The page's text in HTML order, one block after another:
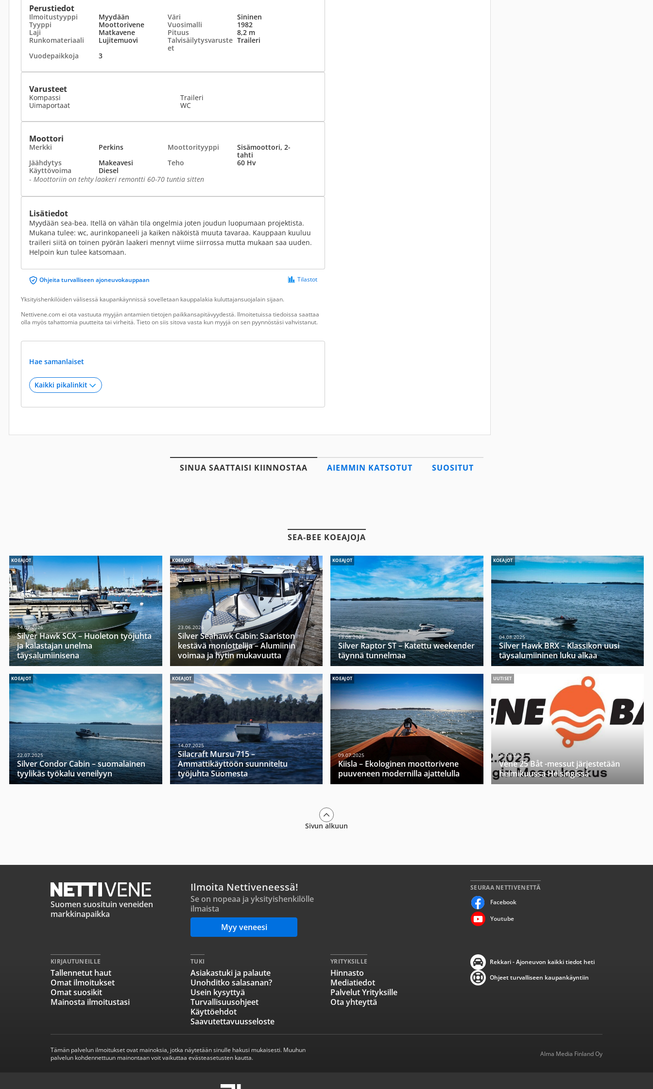
Perustiedot
Ilmoitustyyppi Myydään Väri
Sininen
Tyyppi
Moottorivene Vuosimalli
1982
Laji
Matkavene Pituus
8,2 m
Runkomateriaali
Lujitemuovi
Talvisäilytysvaruste
et
Traileri
Vuodepaikkoja
3
Varusteet
Kompassi
Uimaportaat
Traileri
WC
Moottori
Merkki Perkins Moottorityyppi
Sisämoottori, 2-
tahti
Jäähdytys
Makeavesi Teho
60 Hv
Käyttövoima
Diesel
- Moottoriin on tehty laakeri remontti 60-70 tuntia sitten
Lisätiedot
Myydään sea-bea. Itellä on vähän tila ongelmia joten joudun luopumaan projektista.
Mukana tulee: wc, aurinkopaneeli ja kaiken näköistä muuta tavaraa. Kauppaan kuuluu
traileri siitä on toinen pyörän laakeri mennyt viime siirrossa mutta mukaan saa uuden.
Helpoin kun tulee katsomaan.
Ohjeita turvalliseen ajoneuvokauppaan Tilastot
Yksityishenkilöiden välisessä kaupankäynnissä sovelletaan kauppalakia kuluttajansuojalain sijaan.
Nettivene.com ei ota vastuuta myyjän antamien tietojen paikkansapitävyydestä. Ilmoitetuissa tiedoissa saattaa
olla myös tahattomia puutteita tai virheitä. Tieto on siis sitova vasta kun myyjä on sen pyynnöstäsi vahvistanut.
Hae samanlaiset
SINUA SAATTAISI KIINNOSTAA AIEMMIN KATSOTUT SUOSITUT
SEA-BEE KOEAJOJA
KOEAJOT
14.07.2026
Silver Hawk SCX – Huoleton työjuhta
ja kalastajan unelma
täysalumiinisena
KOEAJOT
23.06.2026
Silver Seahawk Cabin: Saariston
kestävä moniottelija – Alumiinin
voimaa ja hytin mukavuutta
KOEAJOT
13.08.2025
Silver Raptor ST – Katettu weekender
täynnä tunnelmaa
KOEAJOT
04.08.2025
Silver Hawk BRX – Klassikon uusi
täysalumiininen luku alkaa
KOEAJOT
22.07.2025
Silver Condor Cabin – suomalainen
tyylikäs työkalu veneilyyn
KOEAJOT
14.07.2025
Silacraft Mursu 715 –
Ammattikäyttöön suunniteltu
työjuhta Suomesta
KOEAJOT
09.07.2025
Kiisla – Ekologinen moottorivene
puuveneen modernilla ajattelulla
UUTISET
26.03.2025
Vene 25 Båt -messut järjestetään
helmikuussa Helsingissä
Sivun alkuun
Suomen suosituin veneiden
markkinapaikka
Ilmoita Nettiveneessä!
Se on nopeaa ja yksityishenkilölle
ilmaista
Myy veneesi
SEURAA NETTIVENETTÄ
Facebook
Youtube
KIRJAUTUNEILLE
Tallennetut haut
Omat ilmoitukset
Omat suosikit
Mainosta ilmoitustasi
TUKI
Asiakastuki ja palaute
Unohditko salasanan?
Usein kysyttyä
Turvallisuusohjeet
Käyttöehdot
Saavutettavuusseloste
YRITYKSILLE
Hinnasto
Mediatiedot
Palvelut Yrityksille
Ota yhteyttä
Rekkari - Ajoneuvon kaikki tiedot heti
Ohjeet turvalliseen kaupankäyntiin
Tämän palvelun ilmoitukset ovat mainoksia, jotka näytetään sinulle hakusi mukaisesti. Muuhun
palvelun kohdennettuun mainontaan voit vaikuttaa evästeasetusten kautta.
Alma Media Finland Oy